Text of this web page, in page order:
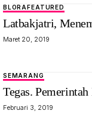
BLORAFEATURED
Latbakjatri,
Maret 20, 2019
SEMARANG
Tegas.
Februari 3, 2019